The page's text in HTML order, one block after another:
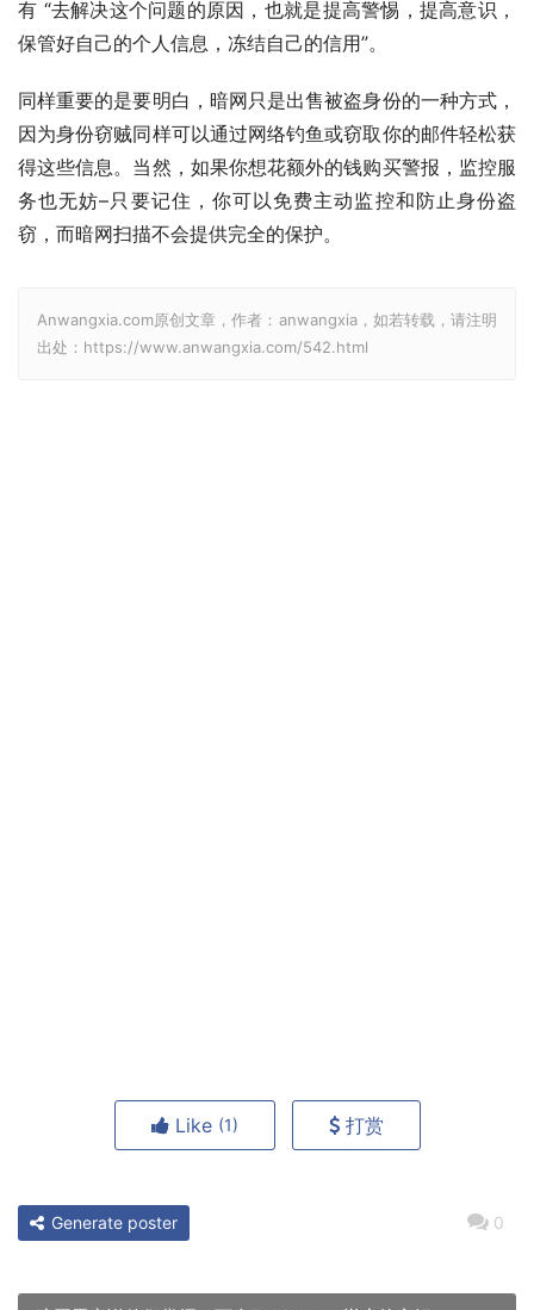
有 “去解决这个问题的原因，也就是提高警惕，提高意识，
保管好自己的个人信息，冻结自己的信用”。
同样重要的是要明白，暗网只是出售被盗身份的一种方式，
因为身份窃贼同样可以通过网络钓鱼或窃取你的邮件轻松获
得这些信息。当然，如果你想花额外的钱购买警报，监控服
务也无妨–只要记住，你可以免费主动监控和防止身份盗
窃，而暗网扫描不会提供完全的保护。
Anwangxia.com原创文章，作者：anwangxia，如若转载，请注明
出处：https://www.anwangxia.com/542.html
Like (1) 打赏
0
Generate poster